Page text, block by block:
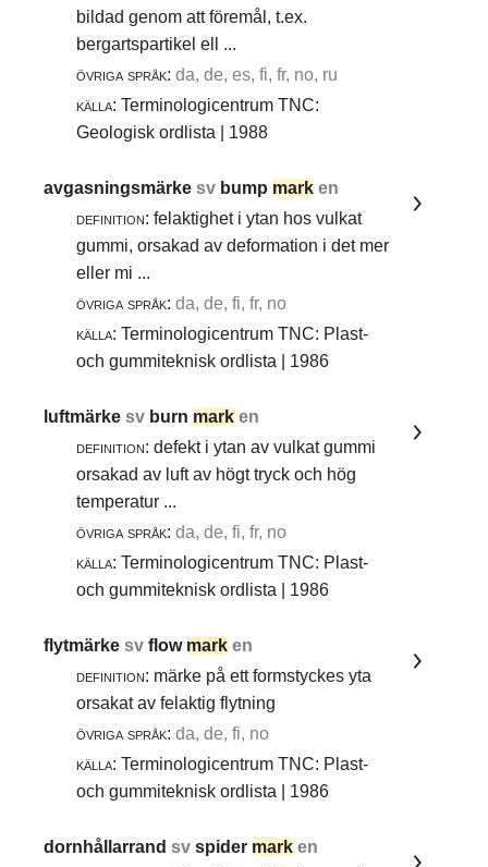
bildad genom att föremål, t.ex.
bergartspartikel ell ...
övriga språk: da, de, es, fi, fr, no, ru
källa: Terminologicentrum TNC:
Geologisk ordlista | 1988
avgasningsmärkesv bump mark en
definition: felaktighet i ytan hos vulkat
gummi, orsakad av deformation i det mer
eller mi ...
övriga språk: da, de, fi, fr, no
källa: Terminologicentrum TNC: Plast-
och gummiteknisk ordlista | 1986
luftmärkesv burn mark en
definition: defekt i ytan av vulkat gummi
orsakad av luft av högt tryck och hög
temperatur ...
övriga språk: da, de, fi, fr, no
källa: Terminologicentrum TNC: Plast-
och gummiteknisk ordlista | 1986
flytmärkesvflow mark en
definition: märke på ett formstyckes yta
orsakat av felaktig flytning
övriga språk: da, de, fi, no
källa: Terminologicentrum TNC: Plast-
och gummiteknisk ordlista | 1986
dornhållarrandsvspider mark en